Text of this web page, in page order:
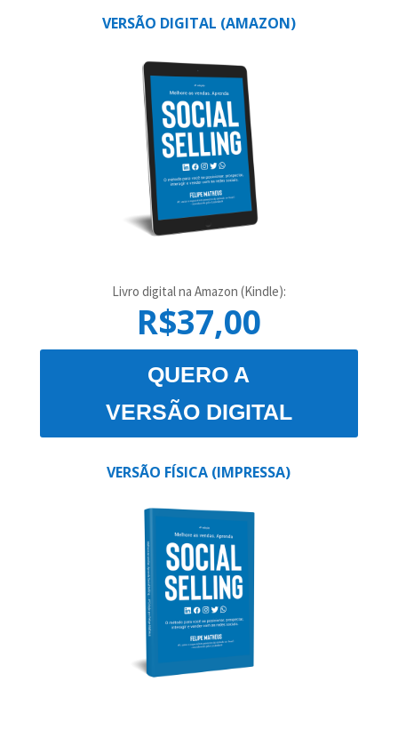
VERSÃO DIGITAL (AMAZON)
Livro digital na Amazon (Kindle):
R$37,00
QUERO A
VERSÃO DIGITAL
VERSÃO FÍSICA (IMPRESSA)